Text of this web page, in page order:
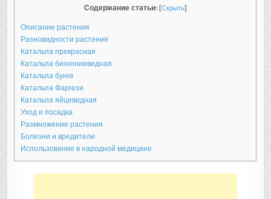
Содержание статьи: [Скрыть]
Описание растения
Разновидности растения
Катальпа прекрасная
Катальпа бигнониевидная
Катальпа бунге
Катальпа Фаргези
Катальпа яйцевидная
Уход и посадка
Размножение растения
Болезни и вредители
Использование в народной медицине